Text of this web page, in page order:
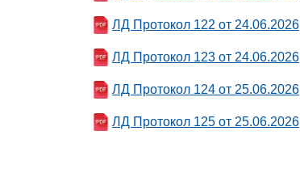
ЛД Протокол 122 от 24.06.2026
ЛД Протокол 123 от 24.06.2026
ЛД Протокол 124 от 25.06.2026
ЛД Протокол 125 от 25.06.2026